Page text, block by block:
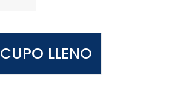
CUPO LLENO